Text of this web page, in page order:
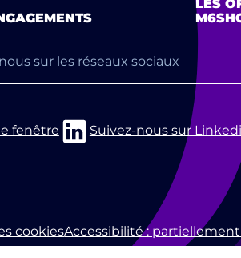
LES
sur les réseaux sociaux
fenêtre Suivez-nous sur
cookiesAccessibilité :